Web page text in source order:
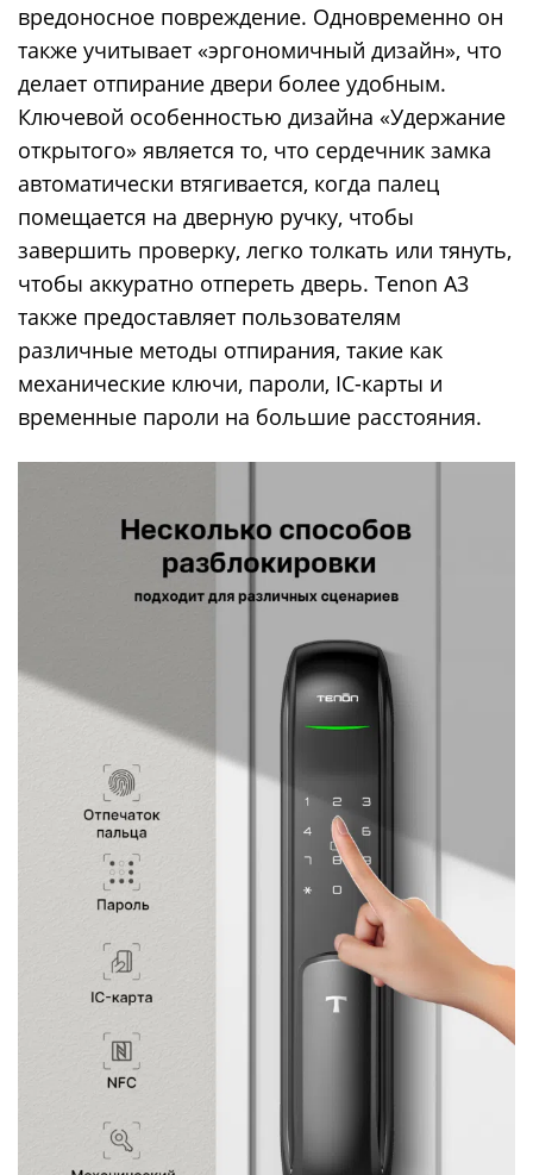
вредоносное повреждение. Одновременно он
также учитывает «эргономичный дизайн», что
делает отпирание двери более удобным.
Ключевой особенностью дизайна «Удержание
открытого» является то, что сердечник замка
автоматически втягивается, когда палец
помещается на дверную ручку, чтобы
завершить проверку, легко толкать или тянуть,
чтобы аккуратно отпереть дверь. Tenon A3
также предоставляет пользователям
различные методы отпирания, такие как
механические ключи, пароли, IC-карты и
временные пароли на большие расстояния.